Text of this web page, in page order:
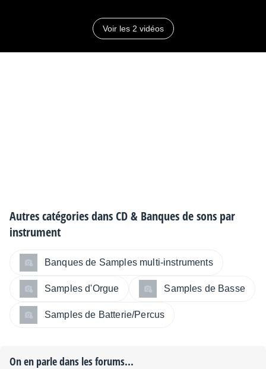
SFX/ Percussive Hits.
Voir les 2 vidéos
Autres catégories dansCD & Banques de sons par
instrument
Banques de Samples multi-instruments
Samples d'Orgue Samples de Basse
Samples de Batterie/Percus
On en parle dans les forums...